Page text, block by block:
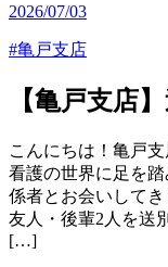
2026/07/03
#亀戸支店
【亀戸支店
こんにちは！亀戸
看護の世界に足を
係者とお会いして
友人・後輩2人を送
[…]